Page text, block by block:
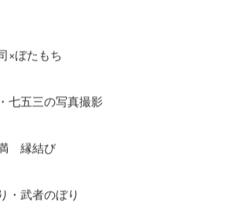
×ぼたもち
七五三の写真撮影
縁結び
・武者のぼり